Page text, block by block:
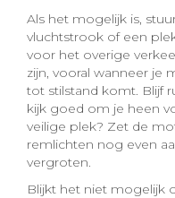
Als het mogelijk is,
vluchtstrook of een
voor het overige
zijn, vooral wanneer je
tot stilstand komt. Blijf
kijk goed om je heen
veilige plek? Zet de
remlichten nog even
vergroten.
Blijkt het niet mogelijk